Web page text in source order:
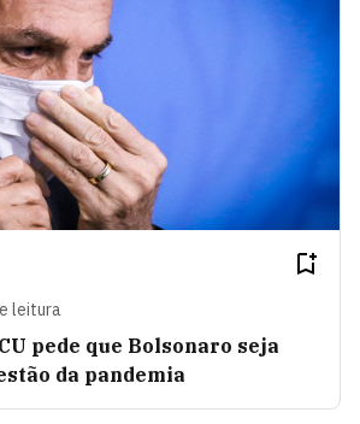
leitura
pede que Bolsonaro seja
da pandemia